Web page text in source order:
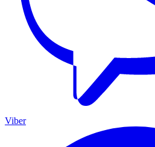
Viber